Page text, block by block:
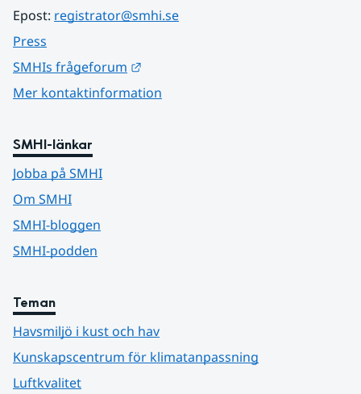
Epost: registrator@smhi.se
Press
SMHIs frågeforum
Mer kontaktinformation
SMHI-länkar
Jobba på SMHI
Om SMHI
SMHI-bloggen
SMHI-podden
Teman
Havsmiljö i kust och hav
Kunskapscentrum för klimatanpassning
Luftkvalitet